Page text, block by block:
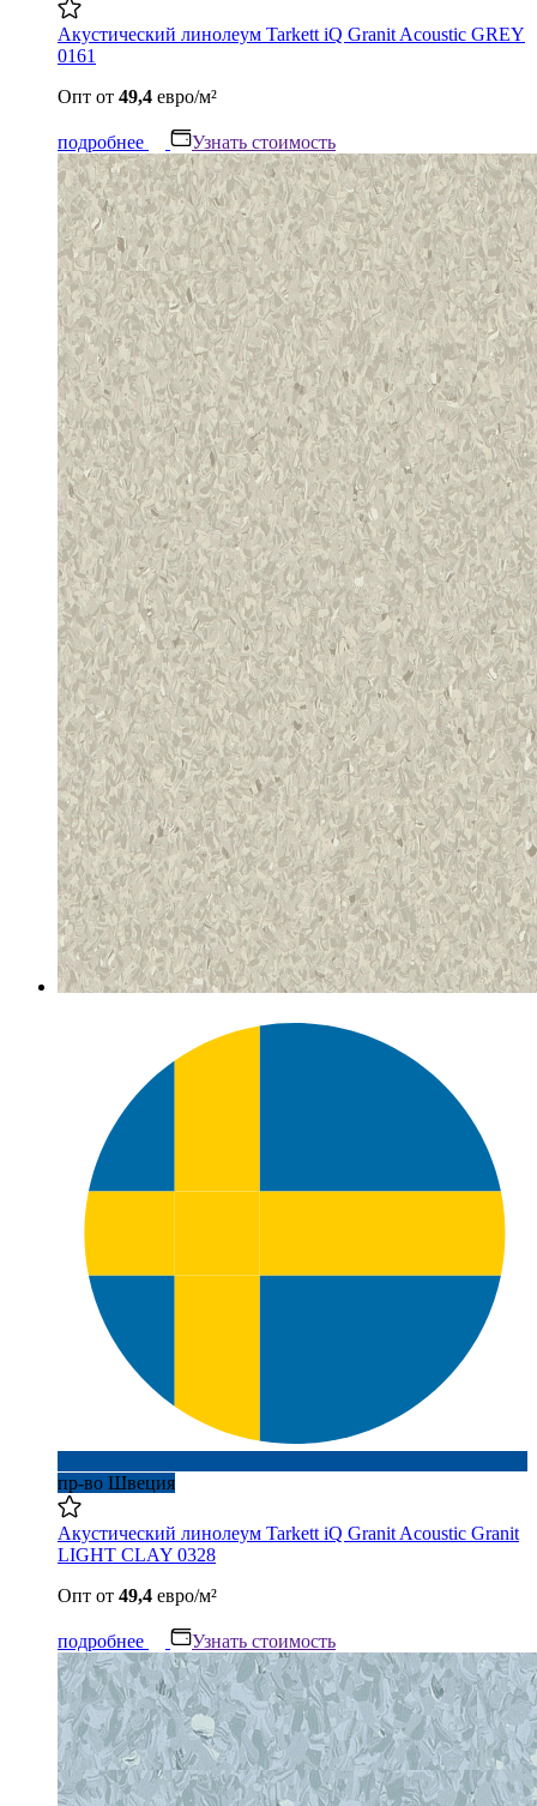
Акустический линолеум Tarkett iQ Granit Acoustic GREY
0161
Опт от 49,4 евро/м²
подробнее Узнать стоимость
пр-во Швеция
Акустический линолеум Tarkett iQ Granit Acoustic Granit
LIGHT CLAY 0328
Опт от 49,4 евро/м²
подробнее Узнать стоимость